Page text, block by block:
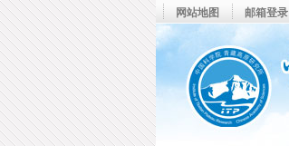
网站地图 邮箱登录